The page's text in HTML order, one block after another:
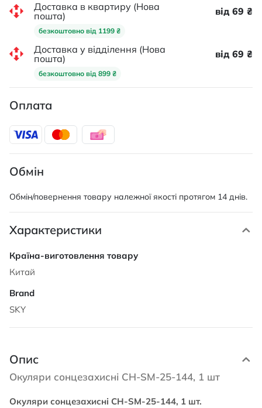
Доставка в квартиру (Нова
пошта)
безкоштовно від 1199 ₴
від 69 ₴
Доставка у відділення (Нова
пошта)
безкоштовно від 899 ₴
від 69 ₴
Оплата
Обмін
Обмін/повернення товару належної якості протягом 14 днів.
Характеристики
Характеристики
Китай
SKY
Опис
Окуляри сонцезахисні CH-SM-25-144, 1 шт
Окуляри сонцезахисні CH-SM-25-144, 1 шт.